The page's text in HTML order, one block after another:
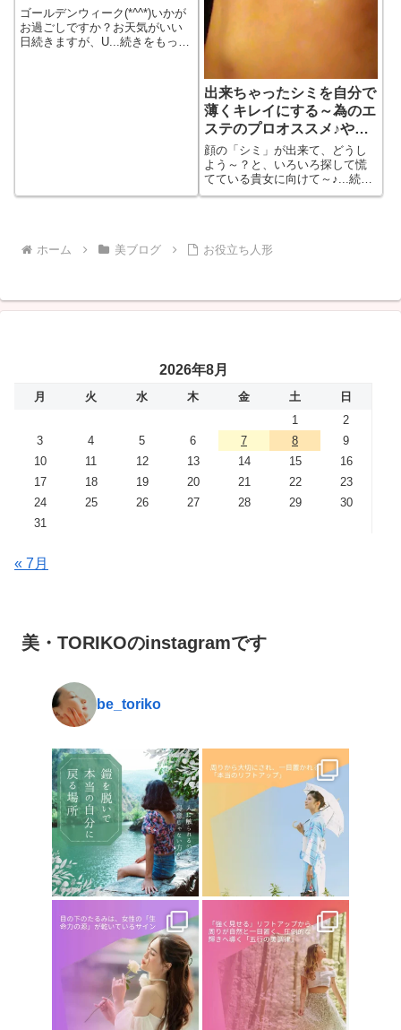
ゴールデンウィーク(*^^*)いかが
お過ごしですか？お天気がいい
日続きますが、U...続きをもっと
出来ちゃったシミを自分で
薄くキレイにする～為のエ
ステのプロオススメ♪やる
べき初動(初めの)行動！
顔の「シミ」が出来て、どうし
よう～？と、いろいろ探して慌
てている貴女に向けて～♪...続き
をもっと見る
ホーム 美ブログ お役立ち人形
2026年8月
月 火 水 木 金 土
日
1
2
3
4 5 6 7 8
9
10
11 12 13 14 15
16
17
18 19 20 21 22
23
24
25 26 27 28 29
30
31
« 7月
美・TORIKOのinstagramです
be_toriko